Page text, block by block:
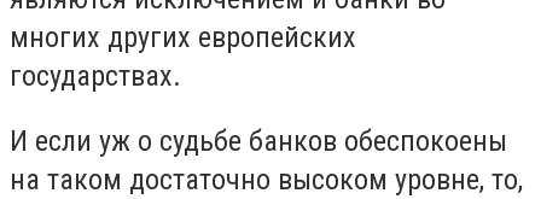
многих других европейских
государствах.
И если уж о судьбе банков обеспокоены
на таком достаточно высоком уровне, то,